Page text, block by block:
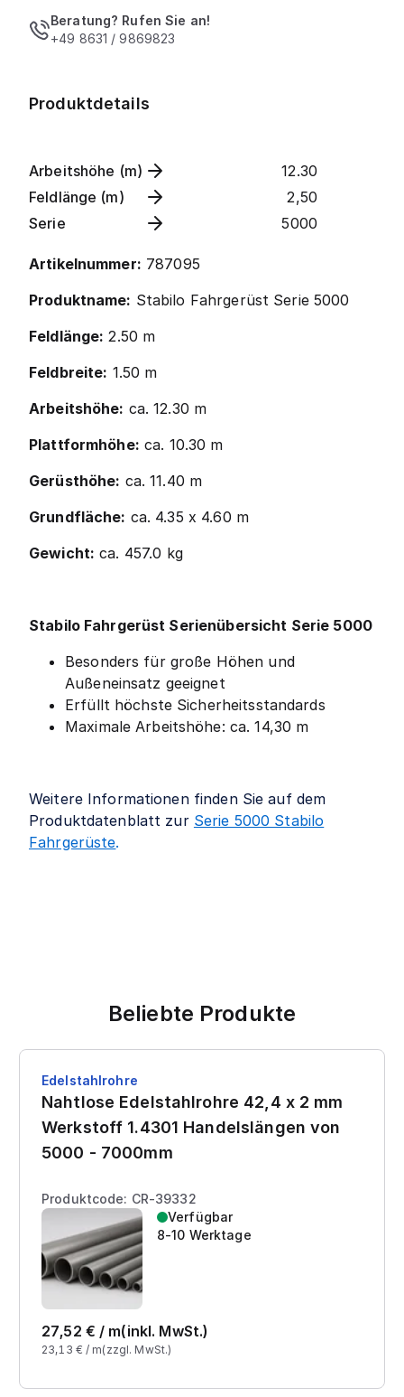
Beratung? Rufen Sie an!
+49 8631 / 9869823
Produktdetails
Arbeitshöhe (m)
12.30
Feldlänge (m)
2,50
Serie
5000
Artikelnummer: 787095
Produktname: Stabilo Fahrgerüst Serie 5000
Feldlänge: 2.50 m
Feldbreite: 1.50 m
Arbeitshöhe: ca. 12.30 m
Plattformhöhe: ca. 10.30 m
Gerüsthöhe: ca. 11.40 m
Grundfläche: ca. 4.35 x 4.60 m
Gewicht: ca. 457.0 kg
Stabilo Fahrgerüst Serienübersicht Serie 5000
Besonders für große Höhen und
Außeneinsatz geeignet
Erfüllt höchste Sicherheitsstandards
Maximale Arbeitshöhe: ca. 14,30 m
Weitere Informationen finden Sie auf dem
Produktdatenblatt zur Serie 5000 Stabilo
Fahrgerüste.
Beliebte Produkte
Edelstahlrohre
Nahtlose Edelstahlrohre 42,4 x 2 mm
Werkstoff 1.4301 Handelslängen von
5000 - 7000mm
Produktcode: CR-39332
Verfügbar
8-10 Werktage
27,52 € / m(inkl. MwSt.)
23,13 € / m(zzgl. MwSt.)